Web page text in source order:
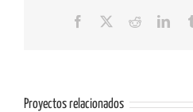
Facebook Reddit
Proyectos relacionados